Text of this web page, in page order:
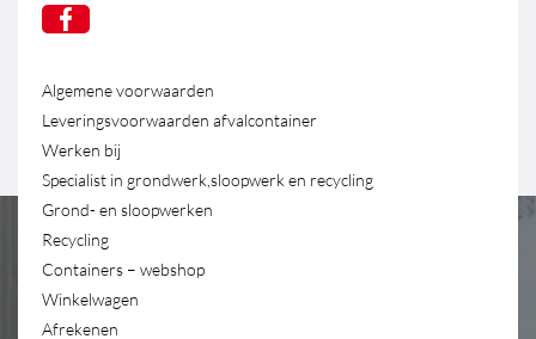
Algemene voorwaarden
Leveringsvoorwaarden afvalcontainer
Werken bij
Specialist in grondwerk,sloopwerk en recycling
Grond- en sloopwerken
Recycling
Containers – webshop
Winkelwagen
Afrekenen